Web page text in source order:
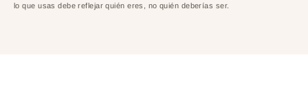
lo que usas debe reflejar quién eres, no quién deberías ser.